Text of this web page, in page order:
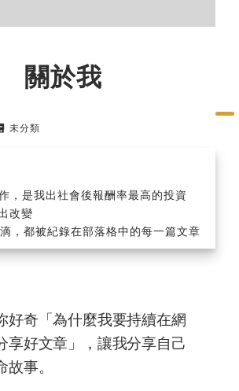
上班族的 AI 學
術｜時間管理
術｜卡片盒筆
術｜圖解問題
視覺化實戰
關於我
未分類
，是我出社會後報酬率最高的投資
改變
，都被紀錄在部落格中的每一篇文章
好奇「為什麼我要持續在網
享好文章」，讓我分享自己
故事。